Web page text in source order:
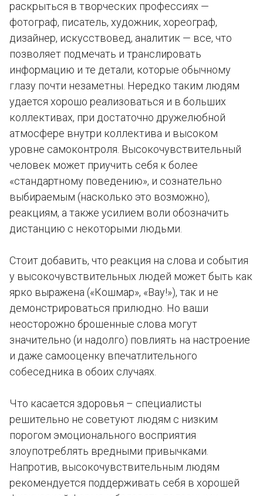
раскрыться в творческих профессиях —
фотограф, писатель, художник, хореограф,
дизайнер, искусствовед, аналитик — все, что
позволяет подмечать и транслировать
информацию и те детали, которые обычному
глазу почти незаметны. Нередко таким людям
удается хорошо реализоваться и в больших
коллективах, при достаточно дружелюбной
атмосфере внутри коллектива и высоком
уровне самоконтроля. Высокочувствительный
человек может приучить себя к более
«стандартному поведению», и сознательно
выбираемым (насколько это возможно),
реакциям, а также усилием воли обозначить
дистанцию с некоторыми людьми.
Стоит добавить, что реакция на слова и события
у высокочувствительных людей может быть как
ярко выражена («Кошмар», «Вау!»), так и не
демонстрироваться прилюдно. Но ваши
неосторожно брошенные слова могут
значительно (и надолго) повлиять на настроение
и даже самооценку впечатлительного
собеседника в обоих случаях.
Что касается здоровья – специалисты
решительно не советуют людям с низким
порогом эмоционального восприятия
злоупотреблять вредными привычками.
Напротив, высокочувствительным людям
рекомендуется поддерживать себя в хорошей